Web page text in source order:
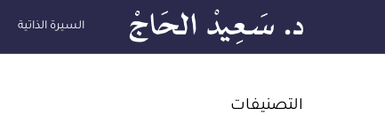
السيرة الذاتية
التصنيفات